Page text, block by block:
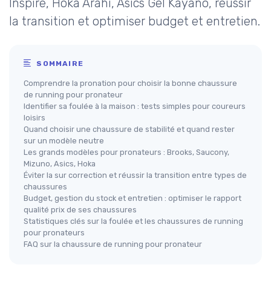
la transition et optimiser budget et entretien.
SOMMAIRE
Comprendre la pronation pour choisir la bonne chaussure
de running pour pronateur
Identifier sa foulée à la maison : tests simples pour coureurs
loisirs
Quand choisir une chaussure de stabilité et quand rester
sur un modèle neutre
Les grands modèles pour pronateurs : Brooks, Saucony,
Mizuno, Asics, Hoka
Éviter la sur correction et réussir la transition entre types de
chaussures
Budget, gestion du stock et entretien : optimiser le rapport
qualité prix de ses chaussures
Statistiques clés sur la foulée et les chaussures de running
pour pronateurs
FAQ sur la chaussure de running pour pronateur